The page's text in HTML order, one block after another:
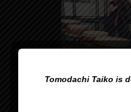
Tomodachi Taiko is